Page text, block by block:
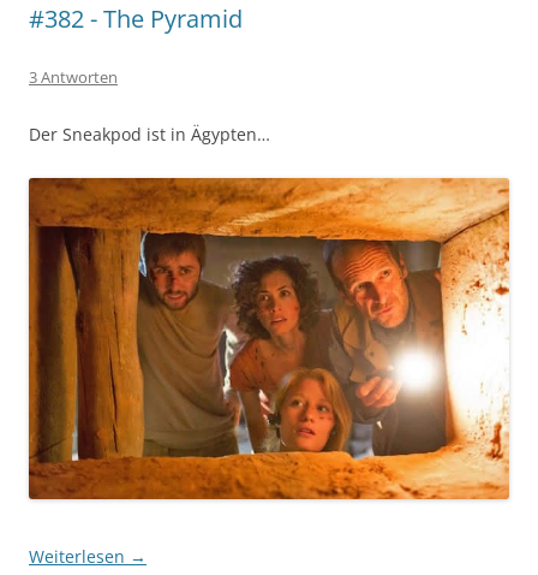
#382 - The Pyramid
3 Antworten
Der Sneakpod ist in Ägypten…
Weiterlesen →